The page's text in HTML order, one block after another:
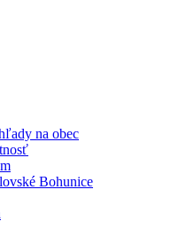
na obec
Bohunice